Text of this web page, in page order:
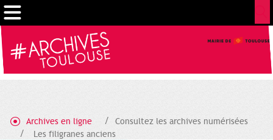
Archives en ligne
Consultez les archives numérisées
Les filigranes anciens
Gestion de vos préférences sur les cookies